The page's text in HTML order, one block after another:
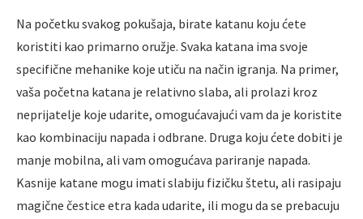
Na početku svakog pokušaja, birate katanu koju ćete
koristiti kao primarno oružje. Svaka katana ima svoje
specifične mehanike koje utiču na način igranja. Na primer,
vaša početna katana je relativno slaba, ali prolazi kroz
neprijatelje koje udarite, omogućavajući vam da je koristite
kao kombinaciju napada i odbrane. Druga koju ćete dobiti je
manje mobilna, ali vam omogućava pariranje napada.
Kasnije katane mogu imati slabiju fizičku štetu, ali rasipaju
magične čestice etra kada udarite, ili mogu da se prebacuju